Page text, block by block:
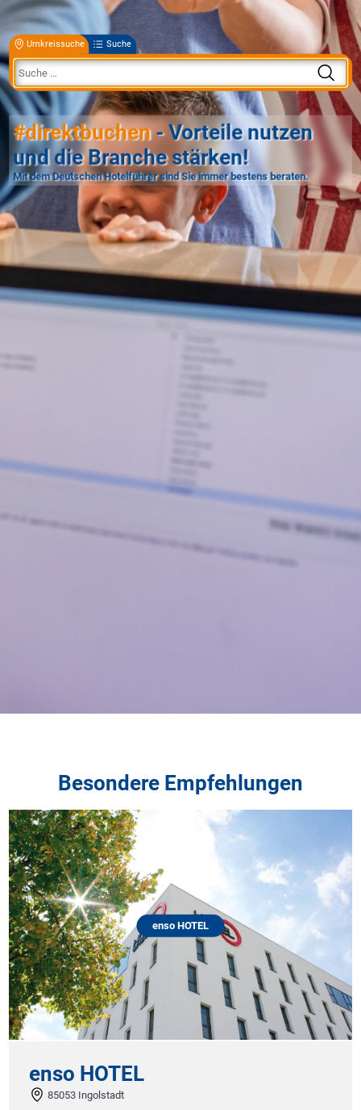
Umkreissuche Suche
#direktbuchen- Vorteile nutzen
und die Branche stärken!
Mit dem Deutschen Hotelführer sind Sie immer bestens beraten.
Besondere Empfehlungen
enso HOTEL
enso HOTEL
85053 Ingolstadt